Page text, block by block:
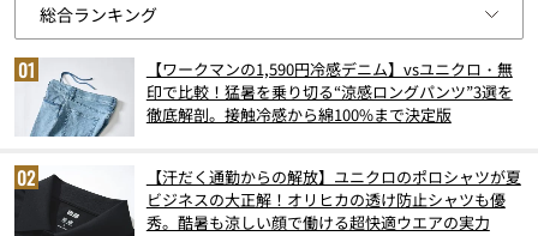
【ワークマンの1,590円冷感デニム】vsユニクロ・無
印で比較！猛暑を乗り切る“涼感ロングパンツ”3選を
徹底解剖。接触冷感から綿100%まで決定版
【汗だく通勤からの解放】ユニクロのポロシャツが夏
ビジネスの大正解！オリヒカの透け防止シャツも優
秀。酷暑も涼しい顔で働ける超快適ウエアの実力